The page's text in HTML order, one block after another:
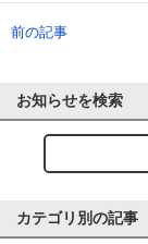
前の記事
お知らせを検索
カテゴリ別の記事